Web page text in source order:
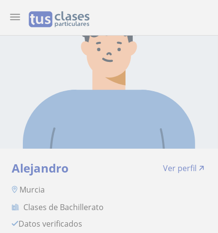
Alejandro
Ver perfil
Murcia
Clases de Bachillerato
Datos verificados